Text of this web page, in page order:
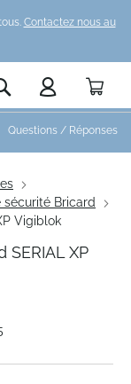
Contactez nous au
Rechercher
Bricard
Vigiblok
XP
Questions / Réponses